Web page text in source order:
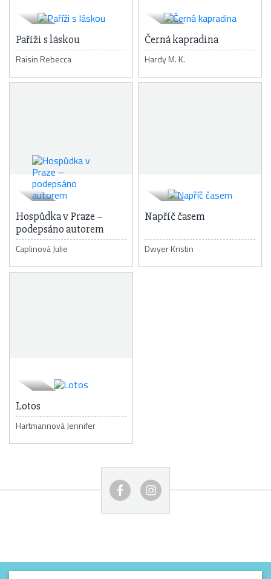
Paříži s láskou
Raisin Rebecca
Černá kapradina
Hardy M. K.
Hospůdka v Praze –
podepsáno autorem
Caplinová Julie
Napříč časem
Dwyer Kristin
Lotos
Hartmannová Jennifer